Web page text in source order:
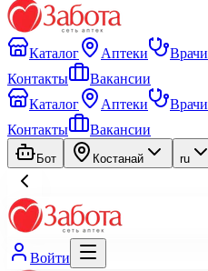
Каталог Аптеки Врачи
Контакты
Вакансии
Каталог
Аптеки Врачи
Контакты
Вакансии
Бот Костанай ru
Войти